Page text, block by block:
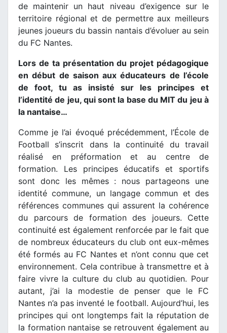
de maintenir un haut niveau d’exigence sur le
territoire régional et de permettre aux meilleurs
jeunes joueurs du bassin nantais d’évoluer au sein
du FC Nantes.
Lors de ta présentation du projet pédagogique
en début de saison aux éducateurs de l’école
de foot, tu as insisté sur les principes et
l’identité de jeu, qui sont la base du MIT du jeu à
la nantaise…
Comme je l’ai évoqué précédemment, l’École de
Football s’inscrit dans la continuité du travail
réalisé en préformation et au centre de
formation. Les principes éducatifs et sportifs
sont donc les mêmes : nous partageons une
identité commune, un langage commun et des
références communes qui assurent la cohérence
du parcours de formation des joueurs. Cette
continuité est également renforcée par le fait que
de nombreux éducateurs du club ont eux-mêmes
été formés au FC Nantes et n’ont connu que cet
environnement. Cela contribue à transmettre et à
faire vivre la culture du club au quotidien. Pour
autant, j’ai la modestie de penser que le FC
Nantes n’a pas inventé le football. Aujourd’hui, les
principes qui ont longtemps fait la réputation de
la formation nantaise se retrouvent également au